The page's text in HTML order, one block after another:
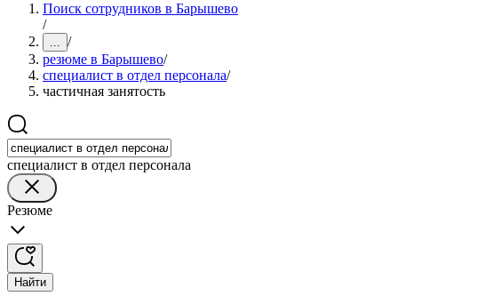
Поиск сотрудников в Барышево
/
... /
резюме в Барышево/
специалист в отдел персонала/
частичная занятость
специалист в отдел персонала
Резюме
Найти